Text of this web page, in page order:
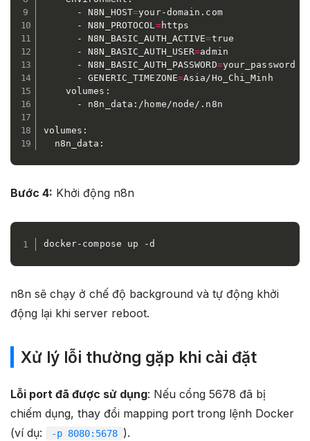
      - N8N_HOST
=your-domain.com
      - N8N_PROTOCOL
=https
      - N8N_BASIC_AUTH_ACTIVE
=true
      - N8N_BASIC_AUTH_USER
=admin
      - N8N_BASIC_AUTH_PASSWORD
=your_password
      - GENERIC_TIMEZONE
=Asia/Ho_Chi_Minh
    volumes:
      - n8n_data:/home/node/.n8n
volumes:
  n8n_data:
Bước 4: Khởi động n8n
docker-compose up -d
n8n sẽ chạy ở chế độ background và tự động khởi
động lại khi server reboot.​
Xử lý lỗi thường gặp khi cài đặt
Lỗi port đã được sử dụng: Nếu cổng 5678 đã bị
chiếm dụng, thay đổi mapping port trong lệnh Docker
(ví dụ:
-p 8080:5678 ).